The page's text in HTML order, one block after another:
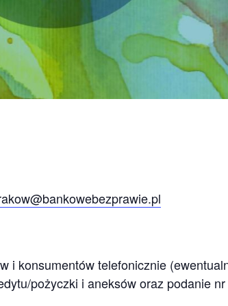
i konsumentów telefonicznie
pożyczki i aneksów oraz podanie